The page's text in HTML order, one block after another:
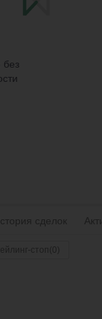
сделок
стоп(0)
без